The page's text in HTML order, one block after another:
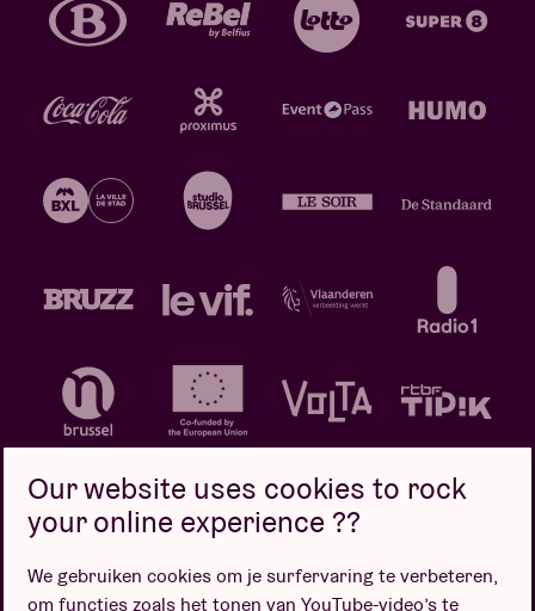
Privacybeleid Cookiebeleid
Verkoopsvoorwaarden
Our website uses cookies to rock
your online experience ??
We gebruiken cookies om je surfervaring te verbeteren,
om functies zoals het tonen van YouTube-video’s te